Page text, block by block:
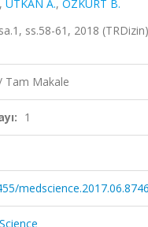
, UTKAN A., ÖZKURT B.
ss.58-61, 2018 (TRDizin)
Tam Makale
1
medscience.2017.06.8746